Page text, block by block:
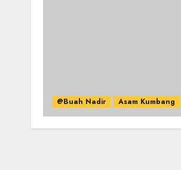
@Buah Nadir Asam Kumbang